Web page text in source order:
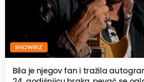
SHOWBIZ
Bila je njegov fan i tražila